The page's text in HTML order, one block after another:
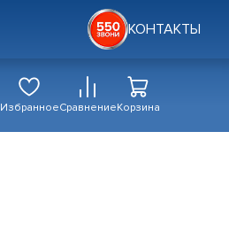
КОНТАКТЫ
ИзбранноеСравнениеКорзина